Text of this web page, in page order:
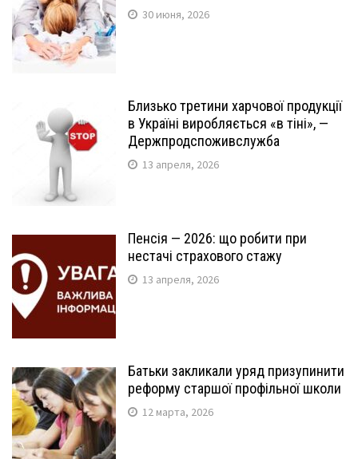
30 июня, 2026
Близько третини харчової продукції
в Україні виробляється «в тіні», —
Держпродспоживслужба
13 апреля, 2026
Пенсія — 2026: що робити при
нестачі страхового стажу
13 апреля, 2026
Батьки закликали уряд призупинити
реформу старшої профільної школи
12 марта, 2026